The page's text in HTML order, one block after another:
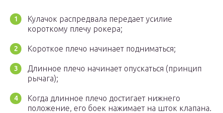
Кулачок распредвала передает усилие
короткому плечу рокера;
Короткое плечо начинает подниматься;
Длинное плечо начинает опускаться (принцип
рычага);
Когда длинное плечо достигает нижнего
положение, его боек нажимает на шток клапана.